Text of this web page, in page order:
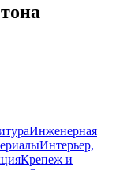
Инженерная
Интерьер,
Крепеж и